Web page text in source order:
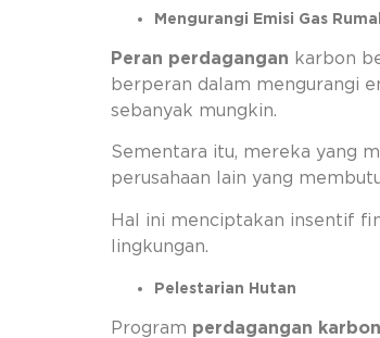
Mengurangi Emisi Gas
Peran perdagangan karbon
berperan dalam mengurangi
sebanyak mungkin.
Sementara itu, mereka yang
perusahaan lain yang
Hal ini menciptakan insentif
lingkungan.
Pelestarian Hutan
Program perdagangan karbon